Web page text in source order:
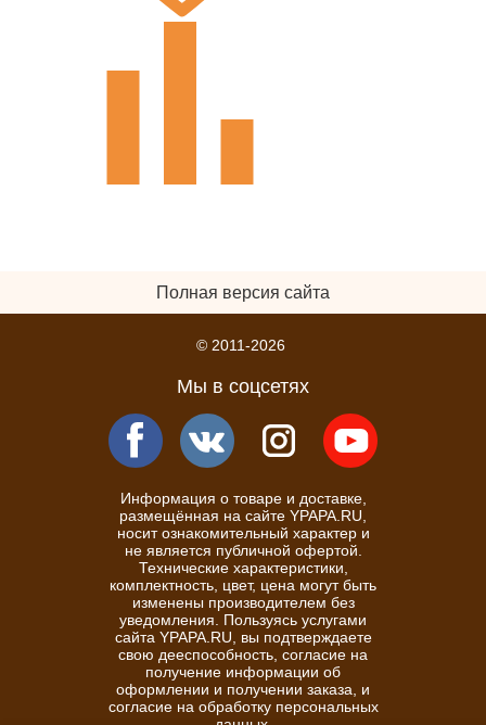
Полная версия сайта
© 2011-2026
Мы в соцсетях
Информация о товаре и доставке,
размещённая на сайте YPAPA.RU,
носит ознакомительный характер и
не является публичной офертой.
Технические характеристики,
комплектность, цвет, цена могут быть
изменены производителем без
уведомления. Пользуясь услугами
сайта YPAPA.RU, вы подтверждаете
свою дееспособность, согласие на
получение информации об
оформлении и получении заказа, и
согласие на обработку персональных